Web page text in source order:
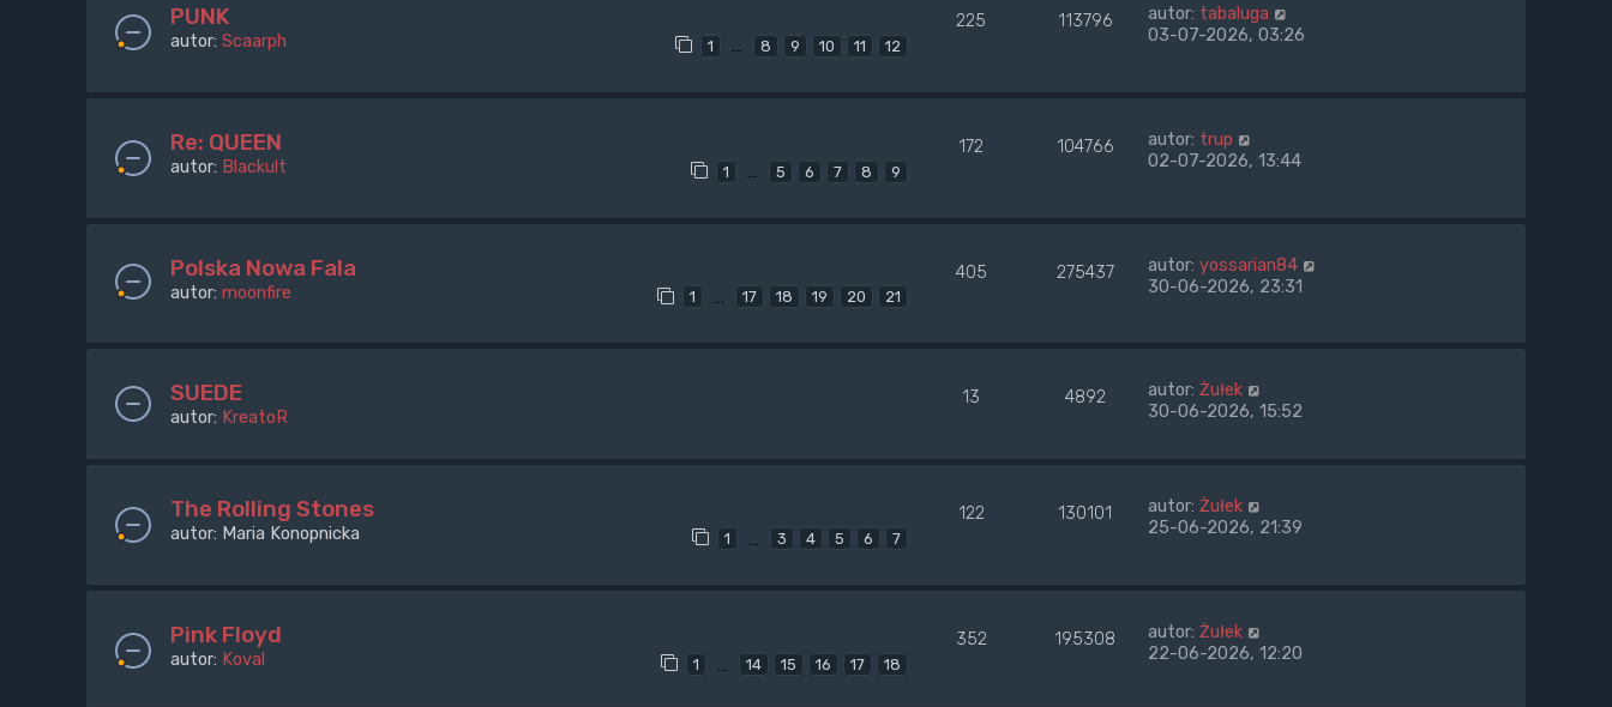
PUNK
autor: Scaarph 1 … 8 9 10 11 12
225 113796 autor: tabaluga
03-07-2026, 03:26
Re: QUEEN
autor: Blackult 1 … 5 6 7 8 9
172 104766 autor: trup
02-07-2026, 13:44
Polska Nowa Fala
autor: moonfire 1 … 17 18 19 20 21
405 275437 autor: yossarian84
30-06-2026, 23:31
SUEDE
autor: KreatoR
13 4892 autor: Żułek
30-06-2026, 15:52
The Rolling Stones
autor: Maria Konopnicka 1 … 3 4 5 6 7
122 130101 autor: Żułek
25-06-2026, 21:39
Pink Floyd
autor: Koval 1 14 15 16 17 18
352 195308 autor: Żułek
22-06-2026, 12:20